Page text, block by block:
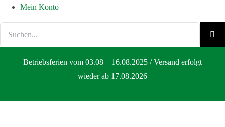
Mein Konto
Betriebsferien vom 03.08 – 16.08.2025 / Versand erfolgt
wieder ab 17.08.2026